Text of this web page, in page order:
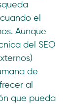
el
Aunque
del SEO
de
al
que pueda